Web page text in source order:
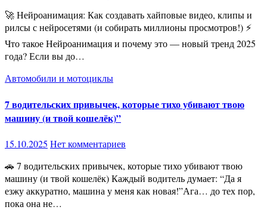
🚀 Нейроанимация: Как создавать хайповые видео, клипы и
рилсы с нейросетями (и собирать миллионы просмотров!) ⚡
Что такое Нейроанимация и почему это — новый тренд 2025
года? Если вы до…
Автомобили и мотоциклы
7 водительских привычек, которые тихо убивают твою
машину (и твой кошелёк)”
15.10.2025 Нет комментариев
🚗 7 водительских привычек, которые тихо убивают твою
машину (и твой кошелёк) Каждый водитель думает: “Да я
езжу аккуратно, машина у меня как новая!”Ага… до тех пор,
пока она не…